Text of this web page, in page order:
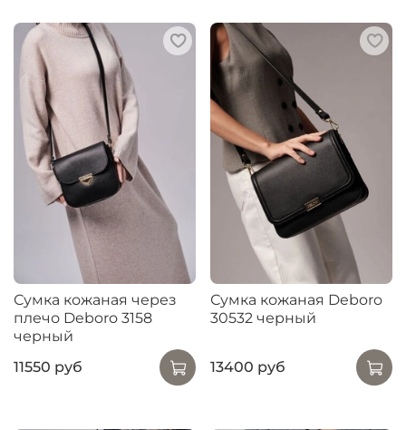
Сумка кожаная через
плечо Deboro 3158
черный
11550 руб
Сумка кожаная Deboro
30532 черный
13400 руб